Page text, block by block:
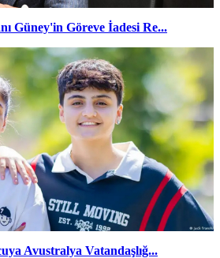
Güney'in Göreve İadesi Re...
Avustralya Vatandaşlığ...